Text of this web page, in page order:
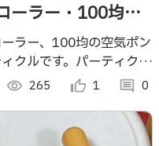
ーラー・100均の
るパーティクル：
ラー、100均の空気ポン
クルです。パーティクル
visibility 265 thumb_up_alt 1 comment 0